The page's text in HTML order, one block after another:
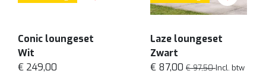
Conic loungeset
Wit
€ 249,00
Laze loungeset
Zwart
€ 87,00 € 97,50Incl. btw